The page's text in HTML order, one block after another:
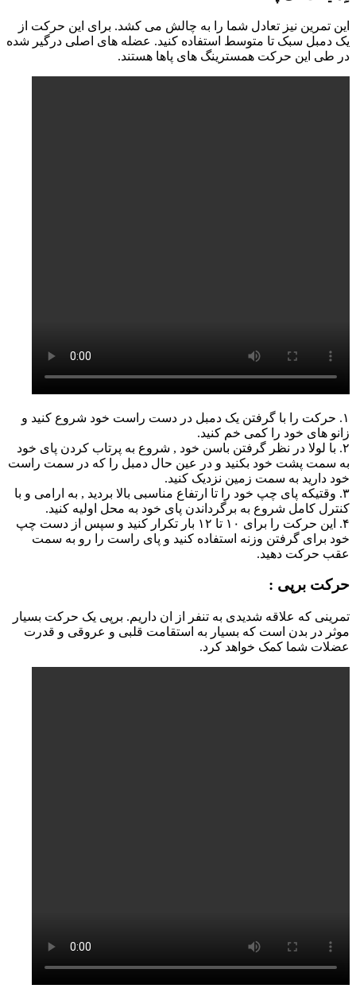
این تمرین نیز تعادل شما را به چالش می کشد. برای این حرکت از
یک دمبل سبک تا متوسط استفاده کنید. عضله های اصلی درگیر شده
در طی این حرکت همسترینگ های پاها هستند.
۱. حرکت را با گرفتن یک دمبل در دست راست خود شروع کنید و
زانو های خود را کمی خم کنید.
۲. با لولا در نظر گرفتن باسن خود , شروع به پرتاب کردن پای خود
به سمت پشت خود بکنید و در عین حال دمبل را که در سمت راست
خود دارید به سمت زمین نزدیک کنید.
۳. وقتیکه پای چپ خود را تا ارتفاع مناسبی بالا بردید , به ارامی و با
کنترل کامل شروع به برگرداندن پای خود به محل اولیه کنید.
۴. این حرکت را برای ۱۰ تا ۱۲ بار تکرار کنید و سپس از دست چپ
خود برای گرفتن وزنه استفاده کنید و پای راست را رو به سمت
عقب حرکت دهید.
حرکت برپی :
تمرینی که علاقه شدیدی به تنفر از ان داریم. برپی یک حرکت بسیار
موثر در بدن است که بسیار به استقامت قلبی و عروقی و قدرت
عضلات شما کمک خواهد کرد.